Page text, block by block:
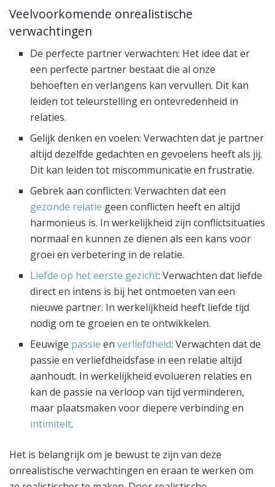
Veelvoorkomende onrealistische
verwachtingen
De perfecte partner verwachten: Het idee dat er
een perfecte partner bestaat die al onze
behoeften en verlangens kan vervullen. Dit kan
leiden tot teleurstelling en ontevredenheid in
relaties.
Gelijk denken en voelen: Verwachten dat je partner
altijd dezelfde gedachten en gevoelens heeft als jij.
Dit kan leiden tot miscommunicatie en frustratie.
Gebrek aan conflicten: Verwachten dat een
gezonde relatie geen conflicten heeft en altijd
harmonieus is. In werkelijkheid zijn conflictsituaties
normaal en kunnen ze dienen als een kans voor
groei en verbetering in de relatie.
Liefde op het eerste gezicht: Verwachten dat liefde
direct en intens is bij het ontmoeten van een
nieuwe partner. In werkelijkheid heeft liefde tijd
nodig om te groeien en te ontwikkelen.
Eeuwige passie enverliefdheid: Verwachten dat de
passie en verliefdheidsfase in een relatie altijd
aanhoudt. In werkelijkheid evolueren relaties en
kan de passie na verloop van tijd verminderen,
maar plaatsmaken voor diepere verbinding en
intimiteit.
Het is belangrijk om je bewust te zijn van deze
onrealistische verwachtingen en eraan te werken om